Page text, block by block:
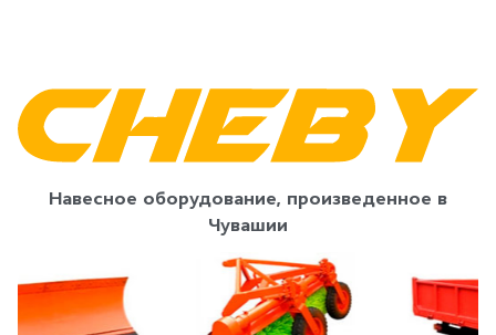
Навесное оборудование, произведенное в
Чувашии